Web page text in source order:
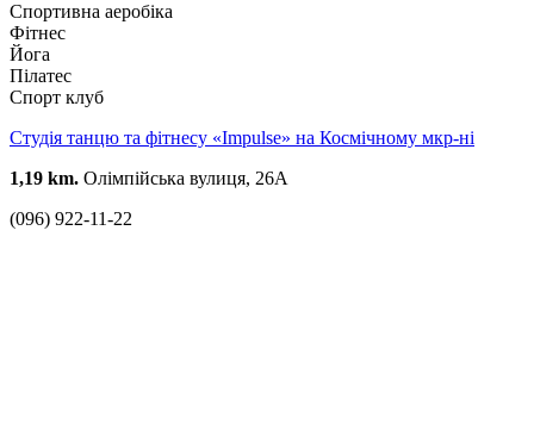
Спортивна аеробіка
Фітнес
Йога
Пілатес
Спорт клуб
Студія танцю та фітнесу «Impulse» на Космічному мкр-ні
1,19 km. Олімпійська вулиця, 26А
(096) 922-11-22